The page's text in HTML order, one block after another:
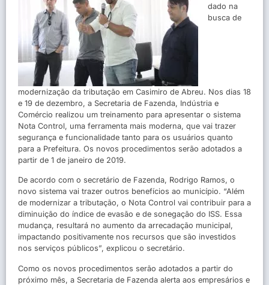
dado na
busca de
modernização da tributação em Casimiro de Abreu. Nos dias 18
e 19 de dezembro, a Secretaria de Fazenda, Indústria e
Comércio realizou um treinamento para apresentar o sistema
Nota Control, uma ferramenta mais moderna, que vai trazer
segurança e funcionalidade tanto para os usuários quanto
para a Prefeitura. Os novos procedimentos serão adotados a
partir de 1 de janeiro de 2019.
De acordo com o secretário de Fazenda, Rodrigo Ramos, o
novo sistema vai trazer outros benefícios ao município. “Além
de modernizar a tributação, o Nota Control vai contribuir para a
diminuição do índice de evasão e de sonegação do ISS. Essa
mudança, resultará no aumento da arrecadação municipal,
impactando positivamente nos recursos que são investidos
nos serviços públicos”, explicou o secretário.
Como os novos procedimentos serão adotados a partir do
próximo mês, a Secretaria de Fazenda alerta aos empresários e